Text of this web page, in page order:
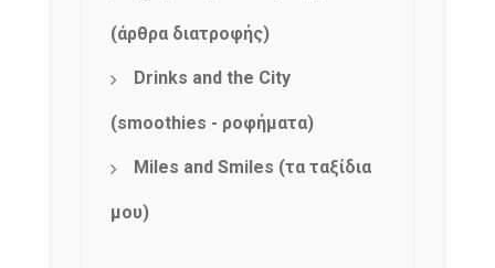
(άρθρα διατροφής)
Drinks and the City
(smoothies - ροφήματα)
Miles and Smiles (τα ταξίδια
μου)